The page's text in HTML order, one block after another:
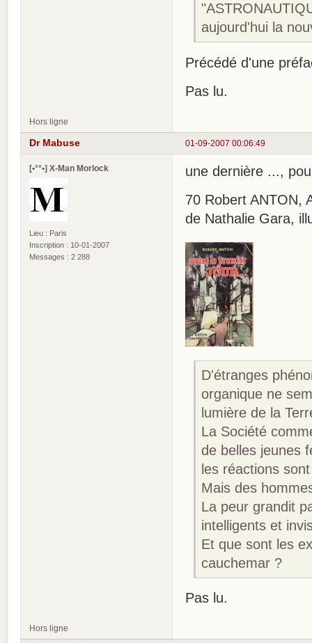
aujourd'hui la
Précédé d'une
Pas lu.
Hors ligne
01-09-2007 00:06:49
Dr Mabuse
[•°°•] X-Man Morlock
Lieu : Paris
Inscription : 10-01-2007
Messages : 2 288
une dernière ...,
70 Robert ANTON,
de Nathalie Gara,
D'étranges
organique ne
lumière de la
La Société
de belles jeunes
les réactions
Mais des
La peur grandit
intelligents et
Et que sont les
cauchemar ?
Pas lu.
Hors ligne